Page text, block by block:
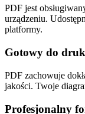
PDF jest
urządzeniu.
platformy.
Gotowy do
PDF zachowuje
jakości. Twoje
Profesjonalny